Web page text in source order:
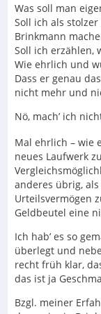
Was soll man
Soll ich als
Brinkmann
Soll ich erzählen,
Wie ehrlich und
Dass er genau
nicht mehr und
Nö, mach’ ich
Mal ehrlich – wie
neues Laufwerk
anderes übrig,
Urteilsvermögen
Geldbeutel eine
Ich hab’ es so
überlegt und
recht früh klar,
das ist ja
Bzgl. meiner